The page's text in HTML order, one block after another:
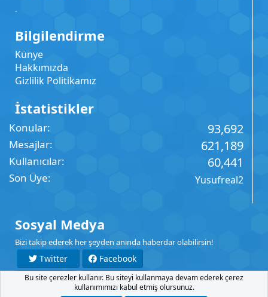
.
Bilgilendirme
Künye
Hakkımızda
Gizlilik Politikamız
İstatistikler
Konular 93,692
Mesajlar 621,189
Kullanıcılar 60,441
Son Üye Yusufreal2
Sosyal Medya
Bizi takip ederek her şeyden anında haberdar olabilirsin!
Twitter
Facebook
YouTube
Instagram
Bu site çerezler kullanır. Bu siteyi kullanmaya devam ederek çerez
kullanımımızı kabul etmiş olursunuz.